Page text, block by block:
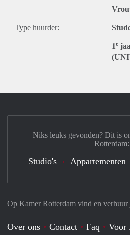
Type huurder:
1e
Op Kamer Rotterdam vind en
Over ons Contact Faq Voor
Niks leuks gevonden? Dit is
Rotterdam:
Studio's Appartementen